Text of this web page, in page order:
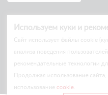
© Arlift 2026
All rights reserved
Используем куки и
Cайт использует файлы cookie
анализа поведения
рекомендательные технологии
Продолжая использование сайта,
использование cookie